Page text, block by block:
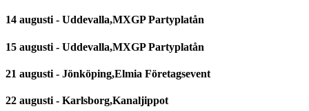
14 augusti - Uddevalla,MXGP Partyplatån
15 augusti - Uddevalla,MXGP Partyplatån
21 augusti - Jönköping,Elmia Företagsevent
22 augusti - Karlsborg,Kanaljippot